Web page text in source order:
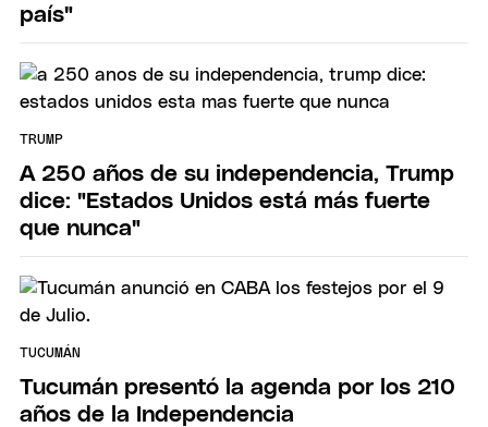
país"
TRUMP
A 250 años de su independencia, Trump
dice: "Estados Unidos está más fuerte
que nunca"
TUCUMÁN
Tucumán presentó la agenda por los 210
años de la Independencia